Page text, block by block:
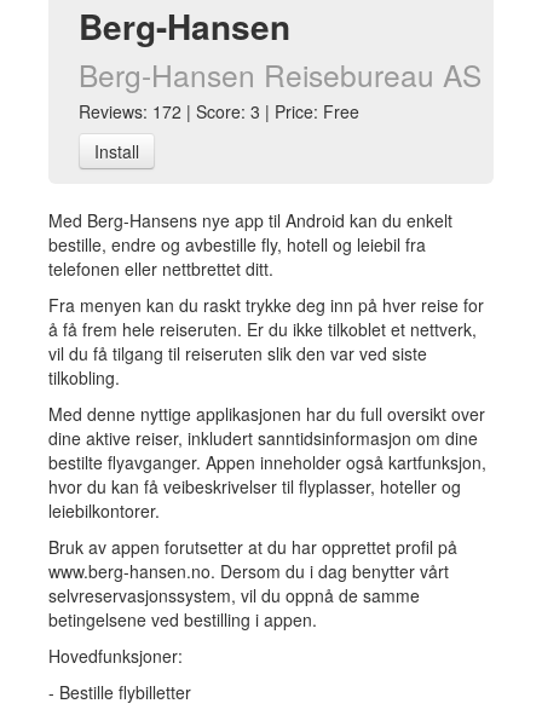
Berg-Hansen
Berg-Hansen Reisebureau AS
Reviews: 172 | Score: 3 | Price: Free
Install
Med Berg-Hansens nye app til Android kan du enkelt
bestille, endre og avbestille fly, hotell og leiebil fra
telefonen eller nettbrettet ditt.
Fra menyen kan du raskt trykke deg inn på hver reise for
å få frem hele reiseruten. Er du ikke tilkoblet et nettverk,
vil du få tilgang til reiseruten slik den var ved siste
tilkobling.
Med denne nyttige applikasjonen har du full oversikt over
dine aktive reiser, inkludert sanntidsinformasjon om dine
bestilte flyavganger. Appen inneholder også kartfunksjon,
hvor du kan få veibeskrivelser til flyplasser, hoteller og
leiebilkontorer.
Bruk av appen forutsetter at du har opprettet profil på
www.berg-hansen.no. Dersom du i dag benytter vårt
selvreservasjonssystem, vil du oppnå de samme
betingelsene ved bestilling i appen.
Hovedfunksjoner:
- Bestille flybilletter